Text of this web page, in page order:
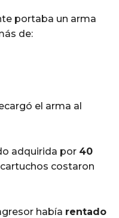
portaba un arma
de:
el arma al
adquirida por 40
costaron
había rentado